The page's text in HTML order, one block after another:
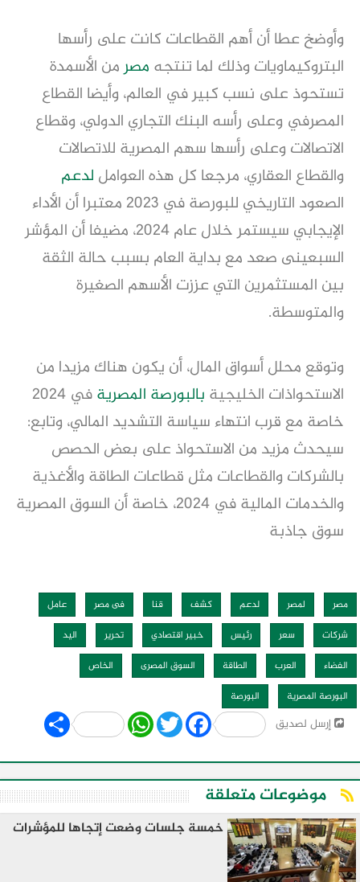
وأوضخ عطا أن أهم القطاعات كانت على رأسها
البتروكيماويات وذلك لما تنتجه مصرمن الأسمدة
تستحوذ على نسب كبير في العالم، وأيضا القطاع
المصرفي وعلى رأسه البنك التجاري الدولي، وقطاع
الاتصالات وعلى رأسها سهم المصرية للاتصالات
والقطاع العقاري، مرجعا كل هذه العوامل لدعم
الصعود التاريخي للبورصة في 2023 معتبرا أن الأداء
الإيجابي سيستمر خلال عام 2024، مضيفا أن المؤشر
السبعينى صعد مع بداية العام بسبب حالة الثقة
بين المستثمرين التي عززت الأسهم الصغيرة
والمتوسطة.
وتوقع محلل أسواق المال، أن يكون هناك مزيدا من
الاستحواذات الخليجية بالبورصة المصرية
في 2024
خاصة مع قرب انتهاء سياسة التشديد المالي، وتابع:
سيحدث مزيد من الاستحواذ على بعض الحصص
بالشركات والقطاعات مثل قطاعات الطاقة والأغذية
والخدمات المالية في 2024، خاصة أن السوق المصرية
سوق جاذبة
مصر لمصر لدعم كشف قنا فى مصر
عامل
شركات
سعر رئيس خبير اقتصادي تحرير
اليد
الفضاء
العرب الطاقة السوق المصرى
الخاص
البورصة المصرية
البورصة
إرسل لصديق Share WhatsApp
Twitter Facebook
موضوعات متعلقة
خمسة جلسات وضعت إتجاها للمؤشرات